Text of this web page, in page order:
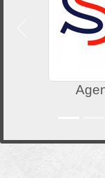
Précedent